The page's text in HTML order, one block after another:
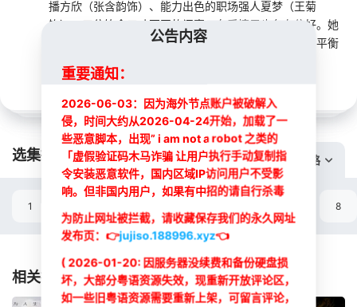
播方欣（张含韵饰）、能力出色的职场强人夏梦（王菊
饰），三位饮食口味不同的闺蜜，在爱情里也各有偏好。她
们在经历了一系列职场、感情的波折后，最终能否找到平衡
选集播放: 切换线路
选集
1 8
相关推荐
公告内容
重要通知：
2026-06-03：因为海外节点账户被破解入
侵，时间大约从2026-04-24开始，加载了一
些恶意脚本，出现” i am not a robot 之类的
「虚假验证码木马诈骗 让用户执行手动复制指
令安装恶意软件，国内区域IP访问用户不受影
响。但非国内用户，如果有中招的请自行杀毒
为防止网址被拦截，请收藏保存我们的永久网址
发布页： 👉jujiso.188996.xyz👈
( 2026-01-20: 因服务器没续费和备份硬盘损
坏，大部分粤语资源失效，现重新开放评论区，
如一些旧粤语资源需要重新上架，可留言评论，